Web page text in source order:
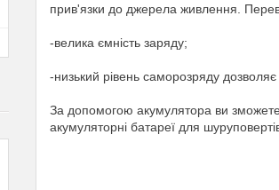
прив'язки до джерела живлення.
-велика ємність заряду;
-низький рівень саморозряду
За допомогою акумулятора ви зможете
акумуляторні батареї для